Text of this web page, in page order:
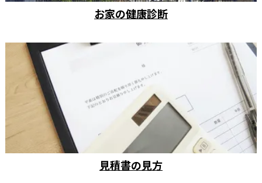
お家の健康診断
見積書の見方